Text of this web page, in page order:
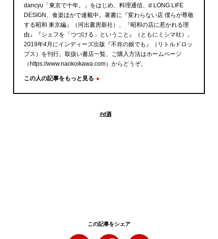
dancyu「東京で十年。」をはじめ、料理通信、d LONG LIFE
DESIGN、食楽ほかで連載中。著書に『変わらない店 僕らが尊敬
する昭和 東京編』（河出書房新社）、『昭和の店に惹かれる理
由』『シェフを「つづける」ということ』（ともにミシマ社）。
2019年4月にインディーズ出版『不肖の娘でも』（リトルドロッ
プス）を刊行。取扱い書店一覧、ご購入方法はホームページ
（https://www.naokoikawa.com）からどうぞ。
この人の記事をもっと見る
#d酒
この記事をシェア